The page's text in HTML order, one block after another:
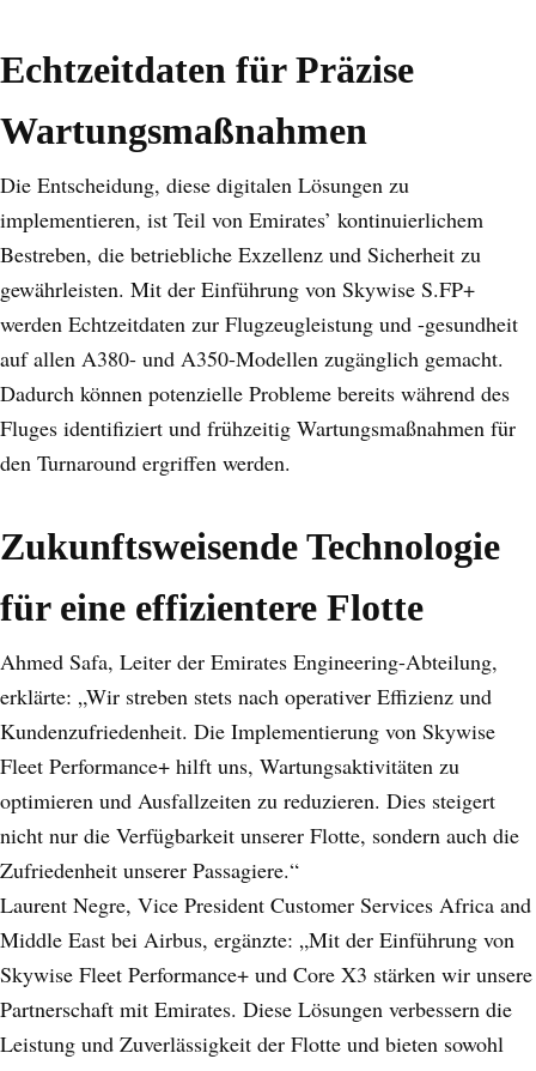
Echtzeitdaten für Präzise
Wartungsmaßnahmen
Die Entscheidung, diese digitalen Lösungen zu
implementieren, ist Teil von Emirates’ kontinuierlichem
Bestreben, die betriebliche Exzellenz und Sicherheit zu
gewährleisten. Mit der Einführung von Skywise S.FP+
werden Echtzeitdaten zur Flugzeugleistung und -gesundheit
auf allen A380- und A350-Modellen zugänglich gemacht.
Dadurch können potenzielle Probleme bereits während des
Fluges identifiziert und frühzeitig Wartungsmaßnahmen für
den Turnaround ergriffen werden.
Zukunftsweisende Technologie
für eine effizientere Flotte
Ahmed Safa, Leiter der Emirates Engineering-Abteilung,
erklärte: „Wir streben stets nach operativer Effizienz und
Kundenzufriedenheit. Die Implementierung von Skywise
Fleet Performance+ hilft uns, Wartungsaktivitäten zu
optimieren und Ausfallzeiten zu reduzieren. Dies steigert
nicht nur die Verfügbarkeit unserer Flotte, sondern auch die
Zufriedenheit unserer Passagiere.“
Laurent Negre, Vice President Customer Services Africa and
Middle East bei Airbus, ergänzte: „Mit der Einführung von
Skywise Fleet Performance+ und Core X3 stärken wir unsere
Partnerschaft mit Emirates. Diese Lösungen verbessern die
Leistung und Zuverlässigkeit der Flotte und bieten sowohl